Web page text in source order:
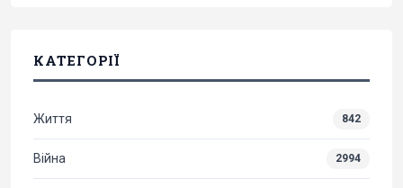
КАТЕГОРІЇ
Життя 842
Війна 2994